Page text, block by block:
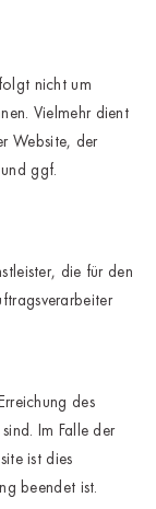
nicht um
Vielmehr dient
Website, der
ggf.
die für den
des
Im Falle der
ist dies
beendet ist.